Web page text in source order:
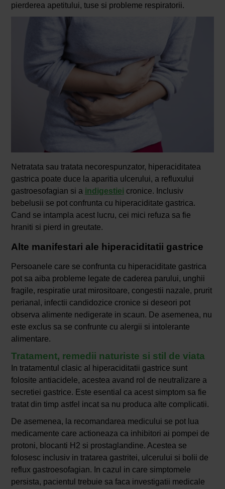
pierderea apetitului, tuse si probleme respiratorii.
Netratata sau tratata necorespunzator, hiperaciditatea
gastrica poate duce la aparitia ulcerului, a refluxului
gastroesofagian si a indigestiei cronice. Inclusiv
bebelusii se pot confrunta cu hiperaciditate gastrica.
Cand se intampla acest lucru, cei mici refuza sa fie
hraniti si pierd in greutate.
Alte manifestari ale hiperaciditatii gastrice
Persoanele care se confrunta cu hiperaciditate gastrica
pot sa aiba probleme legate de caderea parului, unghii
fragile, respiratie urat mirositoare, congestii nazale, prurit
perianal, infectii candidozice cronice si deseori pot
observa alimente nedigerate in scaun. De asemenea, nu
este exclus sa se confrunte cu alergii si intolerante
alimentare.
Tratament, remedii naturiste si stil de viata
In tratamentul clasic al hiperaciditatii gastrice sunt
folosite antiacidele, acestea avand rol de neutralizare a
secretiei gastrice. Este esential ca acest simptom sa fie
tratat din timp astfel incat sa nu produca alte complicatii.
De asemenea, la recomandarea medicului se pot lua
medicamente care actioneaza ca inhibitori ai pompei de
protoni, blocanti H2 si prostaglandine. Acestea se
folosesc inclusiv in tratarea gastritei, ulcerului si bolii de
reflux gastroesofagian. In cazul in care simptomele
persista, pacientul trebuie sa faca investigatii medicale